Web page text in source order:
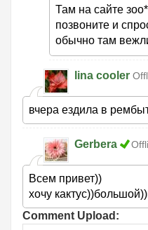
Там на сайте
позвоните и
обычно там
lina cooler
вчера ездила в
Gerbera
Всем привет))
хочу
Comment Upload: